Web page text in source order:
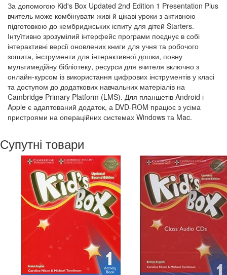
За допомогою Kid's Box Updated 2nd Edition 1 Presentation Plus
вчитель може комбінувати живі й цікаві уроки з активною
підготовкою до кембриджських іспиту для дітей Starters.
Інтуїтивно зрозумілий інтерфейс програми поєднує в собі
інтерактивні версії оновлених книги для учня та робочого
зошита, інструменти для інтерактивної дошки, повну
мультимедійну бібліотеку, ресурси для вчителя включно з
онлайн-курсом із використання цифрових інструментів у класі
та доступом до додаткових навчальних матеріалів на
Cambridge Primary Platform (LMS). Для планшетів Android і
Apple є адаптований додаток, а DVD-ROM працює з усіма
пристроями на операційних системах Windows та Mac.
Супутні товари